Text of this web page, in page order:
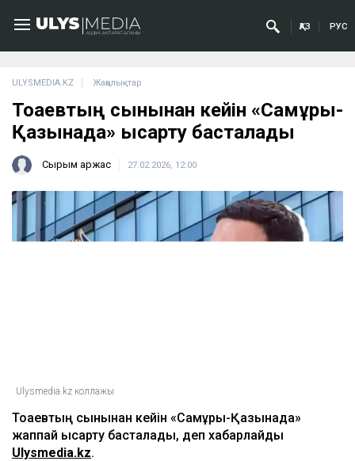
ҚАЗ РУС
ULYSMEDIA.KZ Жаңалықтар
Тоқаевтың сынынан кейін «Самұрық-
Қазынада» қысқарту басталады
Сырым Қаржас 27.02.2026, 12:00
Ulysmedia.kz коллажы
Тоқаевтың сынынан кейін «Самұрық-Қазынада»
жаппай қысқарту басталады, деп хабарлайды
Ulysmedia.kz.